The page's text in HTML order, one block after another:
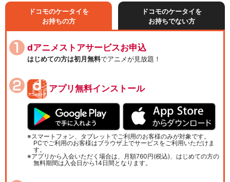
ドコモのケータイを
お持ちの方
ドコモのケータイを
お持ちでない方
dアニメストアサービスお申込
はじめての方は初月無料でアニメが見放題！
アプリ無料インストール
スマートフォン、タブレットでご利用のお客様のみが対象です。
PCでご利用のお客様はブラウザ上でサービスをご利用いただけま
す。
アプリから入会いただく場合は、月額760円(税込)、はじめての方の
無料期間は入会日から14日間となります。